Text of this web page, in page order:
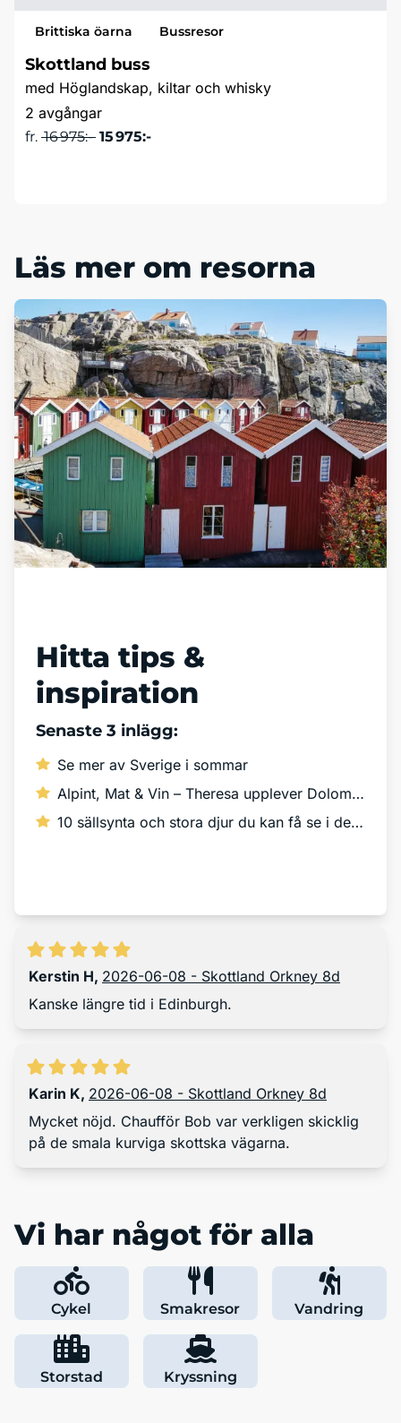
Brittiska öarna Bussresor
Skottland buss
med Höglandskap, kiltar och whisky
2 avgångar
fr. 16 975:- 15 975:-
Läs mer om resorna
Hitta tips &
inspiration
Senaste 3 inlägg:
Se mer av Sverige i sommar
Alpint, Mat & Vin – Theresa upplever Dolomiterna!
10 sällsynta och stora djur du kan få se i det vilda
Kerstin H, 2026-06-08 - Skottland Orkney 8d
Kanske längre tid i Edinburgh.
Karin K, 2026-06-08 - Skottland Orkney 8d
Mycket nöjd. Chaufför Bob var verkligen skicklig
på de smala kurviga skottska vägarna.
Vi har något för alla
Cykel Smakresor Vandring
Storstad Kryssning